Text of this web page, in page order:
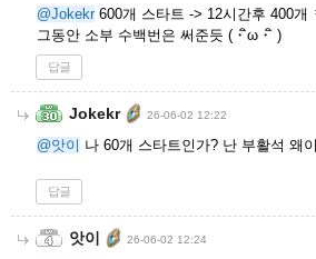
@Jokekr600개 스타트 -> 12시간후 400개
그동안 소부 수백번은 써준듯 (・ิω・ิ )
답글
Jokekr 26-06-02 12:22
@앗이 나 60개 스타트인가? 난 부활석 왜
답글
앗이 26-06-02 12:24